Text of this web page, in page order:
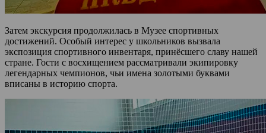
Затем экскурсия продолжилась в Музее спортивных
достижений. Особый интерес у школьников вызвала
экспозиция спортивного инвентаря, принёсшего славу нашей
стране. Гости с восхищением рассматривали экипировку
легендарных чемпионов, чьи имена золотыми буквами
вписаны в историю спорта.